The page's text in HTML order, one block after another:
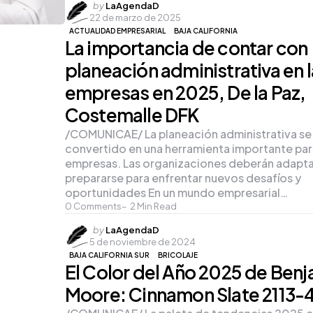
Posted
by
by LaAgendaD
22 de marzo de 2025
ACTUALIDAD EMPRESARIAL BAJA CALIFORNIA
La importancia de contar con
planeación administrativa en
empresas en 2025, De la Paz,
Costemalle DFK
0 Comments 2 Min Read
/COMUNICAE/ La planeación administrativa se
convertido en una herramienta importante
empresas. Las organizaciones deberán
prepararse para enfrentar nuevos desafíos y
oportunidades En un mundo empresarial…
Posted
by
by LaAgendaD
5 de noviembre de 2024
BAJA CALIFORNIA SUR BRICOLAJE
El Color del Año 2025 de
Moore: Cinnamon Slate 2113-